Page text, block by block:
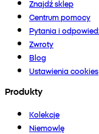
Znajdź sklep
Centrum pomocy
Pytania i
Zwroty
Blog
Ustawienia cookies
Produkty
Kolekcje
Niemowlę